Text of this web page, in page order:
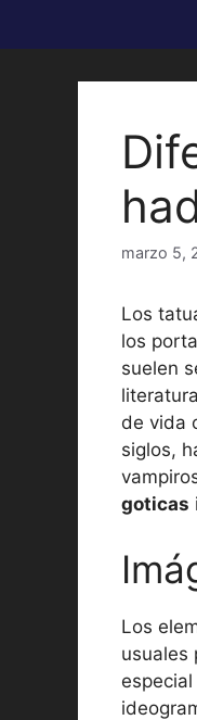
marzo 5,
Los
los
suelen
de vida
siglos,
goticas
Los
usuales